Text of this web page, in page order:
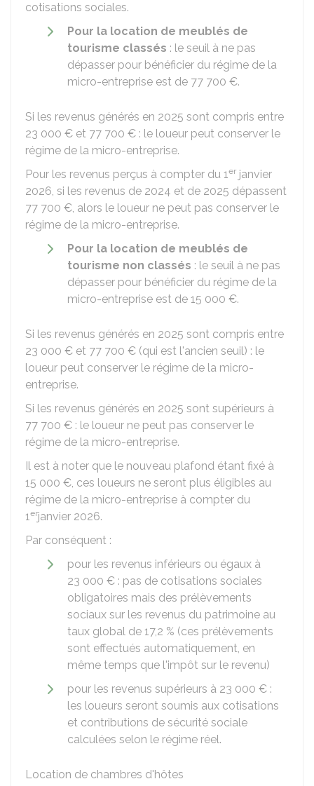
cotisations sociales.
Pour la location de meublés de
tourisme classés : le seuil à ne pas
dépasser pour bénéficier du régime de la
micro-entreprise est de 77 700 €.
Si les revenus générés en 2025 sont compris entre
23 000 € et 77 700 € : le loueur peut conserver le
régime de la micro-entreprise.
Pour les revenus perçus à compter du 1er janvier
2026, si les revenus de 2024 et de 2025 dépassent
77 700 €, alors le loueur ne peut pas conserver le
régime de la micro-entreprise.
Pour la location de meublés de
tourisme non classés : le seuil à ne pas
dépasser pour bénéficier du régime de la
micro-entreprise est de 15 000 €.
Si les revenus générés en 2025 sont compris entre
23 000 € et 77 700 € (qui est l'ancien seuil) : le
loueur peut conserver le régime de la micro-
entreprise.
Si les revenus générés en 2025 sont supérieurs à
77 700 € : le loueur ne peut pas conserver le
régime de la micro-entreprise.
Il est à noter que le nouveau plafond étant fixé à
15 000 €, ces loueurs ne seront plus éligibles au
régime de la micro-entreprise à compter du
1erjanvier 2026.
Par conséquent :
pour les revenus inférieurs ou égaux à
23 000 € : pas de cotisations sociales
obligatoires mais des prélèvements
sociaux sur les revenus du patrimoine au
taux global de 17,2 % (ces prélèvements
sont effectués automatiquement, en
même temps que l'impôt sur le revenu)
pour les revenus supérieurs à 23 000 € :
les loueurs seront soumis aux cotisations
et contributions de sécurité sociale
calculées selon le régime réel.
Location de chambres d'hôtes